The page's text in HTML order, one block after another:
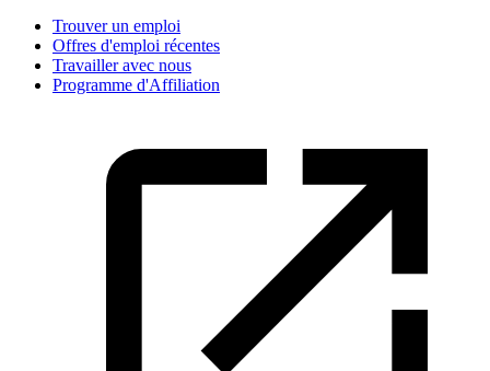
Trouver un emploi
Offres d'emploi récentes
Travailler avec nous
Programme d'Affiliation